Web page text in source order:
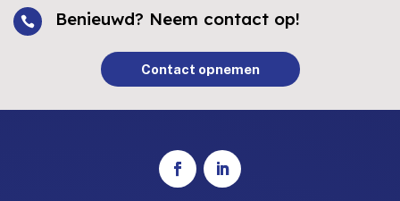
 Benieuwd? Neem contact op!
Contact opnemen